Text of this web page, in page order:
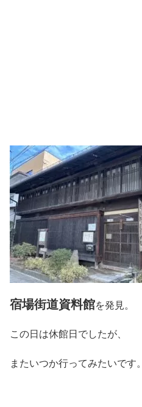
宿場街道資料館を発見。
この日は休館日でしたが、
またいつか行ってみたいです。